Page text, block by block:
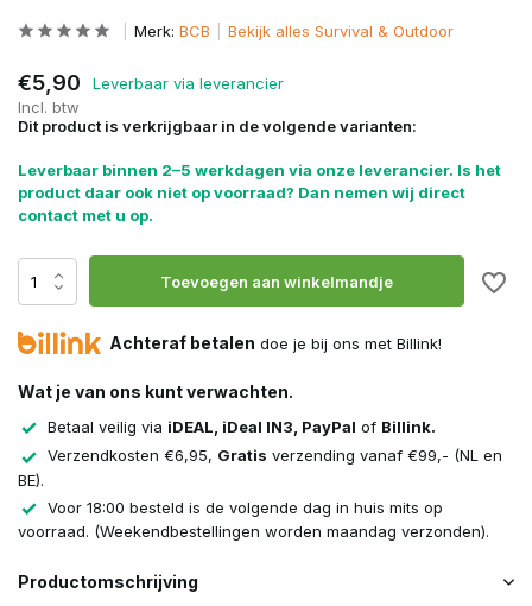
Merk: BCB Bekijk alles Survival & Outdoor
€5,90
Leverbaar via leverancier
Incl. btw
Dit product is verkrijgbaar in de volgende varianten:
Leverbaar binnen 2–5 werkdagen via onze leverancier. Is het
product daar ook niet op voorraad? Dan nemen wij direct
contact met u op.
Toevoegen aan winkelmandje
Achteraf betalen doe je bij ons met Billink!
Wat je van ons kunt verwachten.
Betaal veilig via iDEAL, iDeal IN3, PayPal of Billink.
Verzendkosten €6,95, Gratis verzending vanaf €99,- (NL en
BE).
Voor 18:00 besteld is de volgende dag in huis mits op
voorraad. (Weekendbestellingen worden maandag verzonden).
Productomschrijving